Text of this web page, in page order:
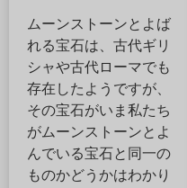
ムーンストーンとよば
れる宝石は、古代ギリ
シャや古代ローマでも
存在したようですが、
その宝石がいま私たち
がムーンストーンとよ
んでいる宝石と同一の
ものかどうかはわかり